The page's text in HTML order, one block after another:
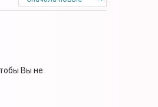
Вы не